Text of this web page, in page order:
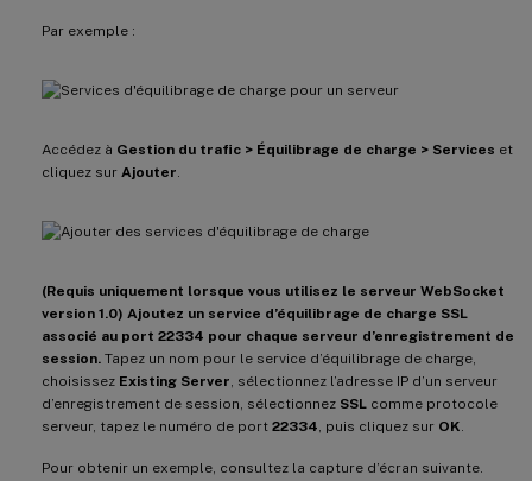
Par exemple :
Accédez à Gestion du trafic > Équilibrage de charge > Services et
cliquez sur Ajouter
(Requis uniquement lorsque vous utilisez le serveur WebSocket
version 1.0) Ajoutez un service d’équilibrage de charge SSL
associé au port 22334 pour chaque serveur d’enregistrement de
session. Tapez un nom pour le service d’équilibrage de charge,
choisissez Existing Server , sélectionnez l’adresse IP d’un serveur
d’enregistrement de session, sélectionnez SSL comme protocole
serveur, tapez le numéro de port 22334 , puis cliquez sur OK
Pour obtenir un exemple, consultez la capture d’écran suivante.